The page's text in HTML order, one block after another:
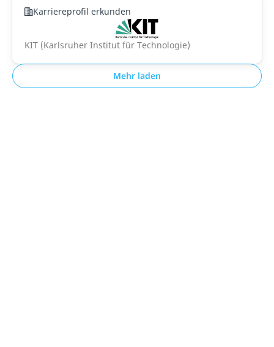
Karriereprofil erkunden
KIT (Karlsruher Institut für Technologie)
Mehr laden